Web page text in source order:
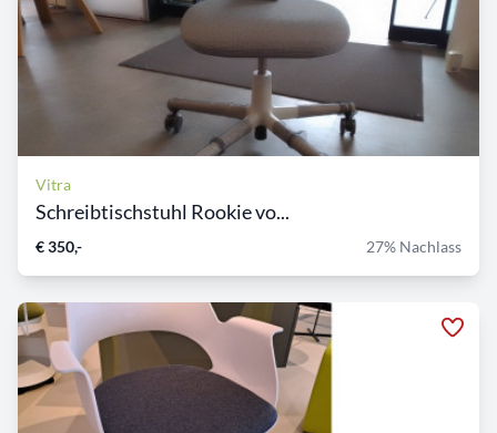
Vitra
Schreibtischstuhl Rookie vo...
€ 350,- 27% Nachlass